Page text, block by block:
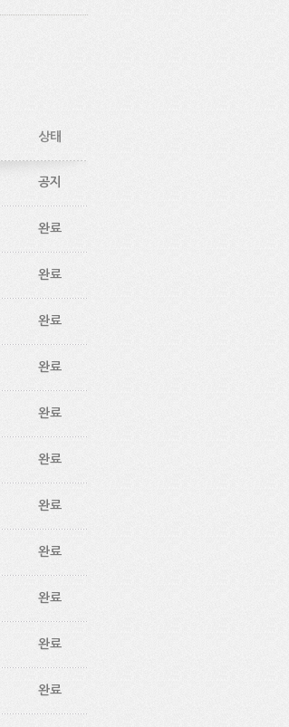
상태
공지
완료
완료
완료
완료
완료
완료
완료
완료
완료
완료
완료